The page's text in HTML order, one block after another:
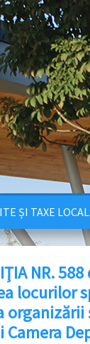
ȘI TAXE
NR.
locurilor
Camera